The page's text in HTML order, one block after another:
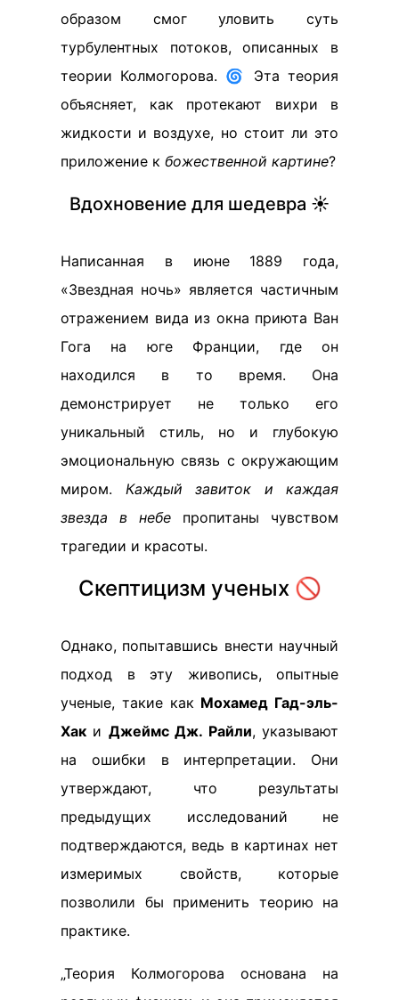
образом смог уловить суть
турбулентных потоков, описанных в
теории Колмогорова. 🌀 Эта теория
объясняет, как протекают вихри в
жидкости и воздухе, но стоит ли это
приложение к божественной картине?
Вдохновение для шедевра ☀️
Написанная в июне 1889 года,
«Звездная ночь» является частичным
отражением вида из окна приюта Ван
Гога на юге Франции, где он
находился в то время. Она
демонстрирует не только его
уникальный стиль, но и глубокую
эмоциональную связь с окружающим
миром. Каждый завиток и каждая
звезда в небе пропитаны чувством
трагедии и красоты.
Скептицизм ученых 🚫
Однако, попытавшись внести научный
подход в эту живопись, опытные
ученые, такие как Мохамед Гад-эль-
Хак и Джеймс Дж. Райли, указывают
на ошибки в интерпретации. Они
утверждают, что результаты
предыдущих исследований не
подтверждаются, ведь в картинах нет
измеримых свойств, которые
позволили бы применить теорию на
практике.
„Теория Колмогорова основана на